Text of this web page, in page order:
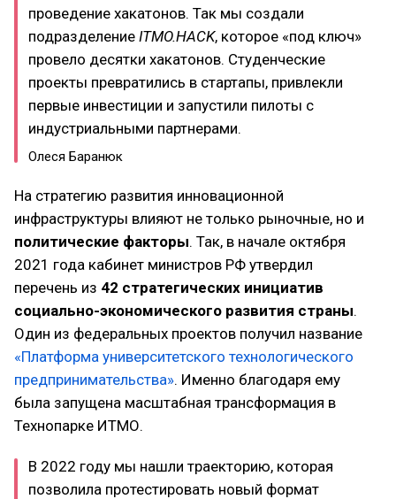
проведение хакатонов. Так мы создали
подразделение ITMO.HACK, которое «под ключ»
провело десятки хакатонов. Студенческие
проекты превратились в стартапы, привлекли
первые инвестиции и запустили пилоты с
индустриальными партнерами.
Олеся Баранюк
На стратегию развития инновационной
инфраструктуры влияют не только рыночные, но и
политические факторы. Так, в начале октября
2021 года кабинет министров РФ утвердил
перечень из 42 стратегических инициатив
социально-экономического развития страны.
Один из федеральных проектов получил название
«Платформа университетского технологического
предпринимательства». Именно благодаря ему
была запущена масштабная трансформация в
Технопарке ИТМО.
В 2022 году мы нашли траекторию, которая
позволила протестировать новый формат